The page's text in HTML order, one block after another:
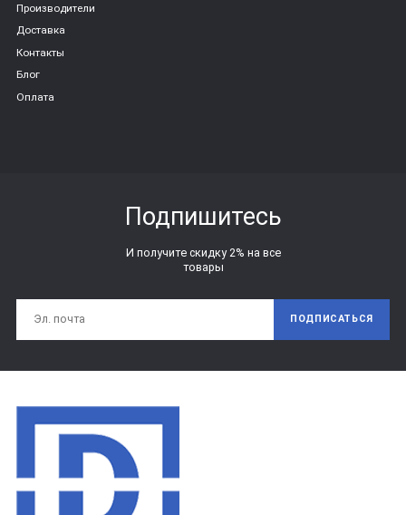
Производители
Доставка
Контакты
Блог
Оплата
Подпишитесь
И получите скидку 2% на все
товары
ПОДПИСАТЬСЯ